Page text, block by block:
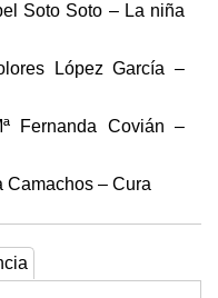
Soto Soto – La niña
López García –
Fernanda Covián –
Camachos – Cura